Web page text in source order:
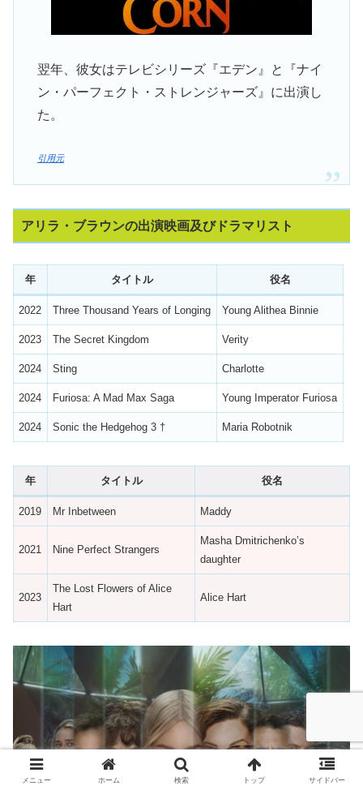
翌年、彼女はテレビシリーズ『エデン』と『ナイ
ン・パーフェクト・ストレンジャーズ』に出演し
た。
引用元
アリラ・ブラウンの出演映画及びドラマリスト
年 タイトル 役名
2022 Three Thousand Years of Longing Young Alithea Binnie
2023 The Secret Kingdom Verity
2024 Sting Charlotte
2024 Furiosa: A Mad Max Saga Young Imperator Furiosa
2024 Sonic the Hedgehog 3 † Maria Robotnik
年 タイトル 役名
2019 Mr Inbetween Maddy
2021 Nine Perfect Strangers
Masha Dmitrichenko’s
daughter
2023
The Lost Flowers of Alice
Hart
Alice Hart
メニュー ホーム 検索 トップ サイドバー